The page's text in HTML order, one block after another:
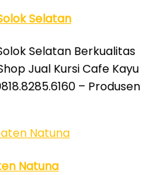
Selatan
Selatan Berkualitas
Jual Kursi Cafe Kayu
– Produsen
Natuna